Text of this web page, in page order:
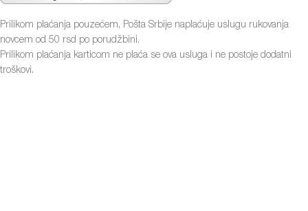
Prilikom plaćanja pouzećem, Pošta Srbije naplaćuje uslugu rukovanja
novcem od 50 rsd po porudžbini.
Prilikom plaćanja karticom ne plaća se ova usluga i ne postoje dodatni
troškovi.